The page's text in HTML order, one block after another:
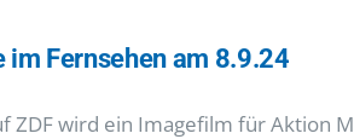
Fernsehen am 8.9.24
ZDF wird ein Imagefilm für Aktion